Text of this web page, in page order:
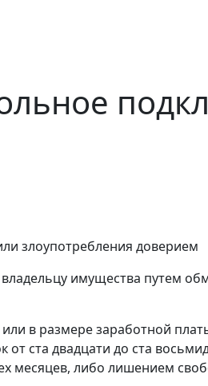
злоупотребления доверием
имущества путем
в размере заработной
ста двадцати до ста
месяцев, либо лишением